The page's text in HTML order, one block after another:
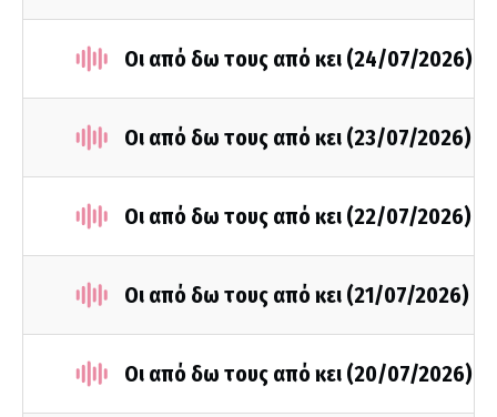
Οι από δω τους από κει (24/07/2026)
Οι από δω τους από κει (23/07/2026)
Οι από δω τους από κει (22/07/2026)
Οι από δω τους από κει (21/07/2026)
Οι από δω τους από κει (20/07/2026)